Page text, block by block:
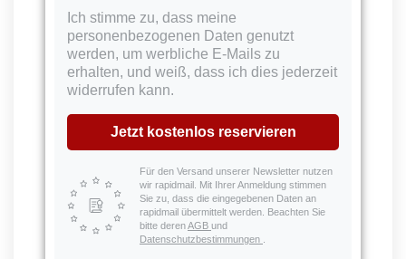
Ich stimme zu, dass meine
personenbezogenen Daten genutzt
werden, um werbliche E-Mails zu
erhalten, und weiß, dass ich dies jederzeit
widerrufen kann.
Jetzt kostenlos reservieren
Für den Versand unserer Newsletter nutzen
wir rapidmail. Mit Ihrer Anmeldung stimmen
Sie zu, dass die eingegebenen Daten an
rapidmail übermittelt werden. Beachten Sie
bitte derenAGB und
Datenschutzbestimmungen